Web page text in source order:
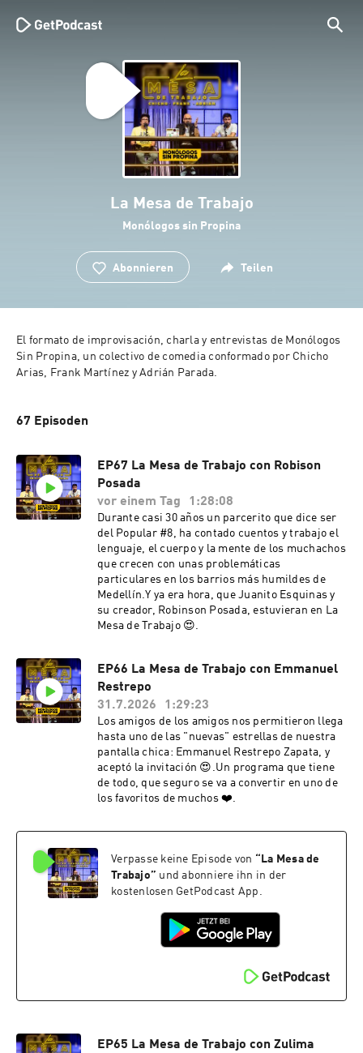
La Mesa de Trabajo
Monólogos sin Propina
Abonnieren Teilen
El formato de improvisación, charla y entrevistas de Monólogos
Sin Propina, un colectivo de comedia conformado por Chicho
Arias, Frank Martínez y Adrián Parada.
67 Episoden
EP67 La Mesa de Trabajo con Robison
Posada
vor einem Tag
1:28:08
Durante casi 30 años un parcerito que dice ser
del Popular #8, ha contado cuentos y trabajo el
lenguaje, el cuerpo y la mente de los muchachos
que crecen con unas problemáticas
particulares en los barrios más humildes de
Medellín.Y ya era hora, que Juanito Esquinas y
su creador, Robinson Posada, estuvieran en La
Mesa de Trabajo 😍.
EP66 La Mesa de Trabajo con Emmanuel
Restrepo
31.7.2026
1:29:23
Los amigos de los amigos nos permitieron llega
hasta uno de las "nuevas" estrellas de nuestra
pantalla chica: Emmanuel Restrepo Zapata, y
aceptó la invitación 😍.Un programa que tiene
de todo, que seguro se va a convertir en uno de
los favoritos de muchos ❤️.
Verpasse keine Episode von “ La Mesa de
Trabajo” und abonniere ihn in der
kostenlosen GetPodcast App.
EP65 La Mesa de Trabajo con Zulima